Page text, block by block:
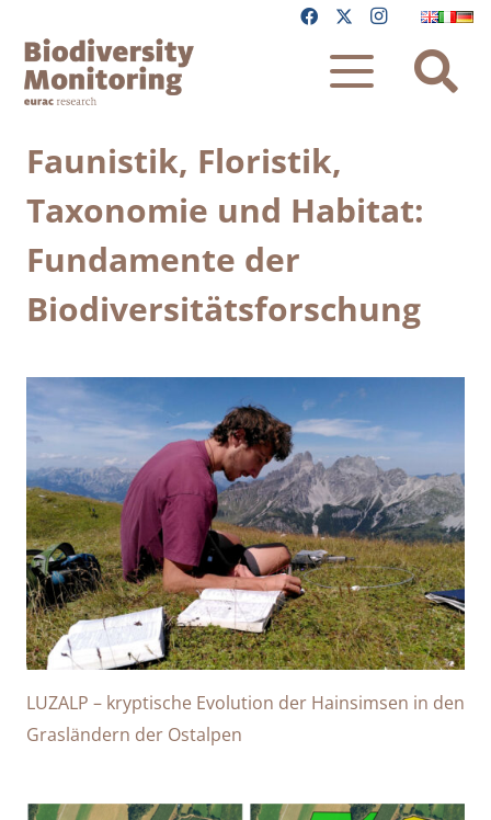
Faunistik, Floristik,
Taxonomie und Habitat:
Fundamente der
Biodiversitätsforschung
LUZALP – kryptische Evolution der Hainsimsen in den
Grasländern der Ostalpen